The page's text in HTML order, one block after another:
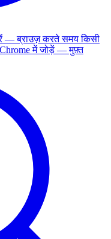
— ब्राउज़ करते समय किसी
Chrome में जोड़ें — मुफ़्त